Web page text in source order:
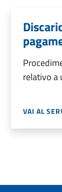
relativo a
VAI AL